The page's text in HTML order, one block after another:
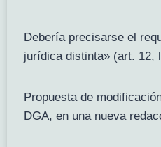
Debería precisarse el
jurídica distinta» (art. 12,
Propuesta de
DGA, en una nueva